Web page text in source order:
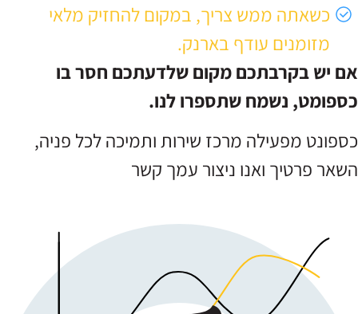
כשאתה ממש צריך, במקום להחזיק מלאי
מזומנים עודף בארנק.
אם יש בקרבתכם מקום שלדעתכם חסר בו
כספומט, נשמח שתספרו לנו.
כספונט מפעילה מרכז שירות ותמיכה לכל פניה,
השאר פרטיך ואנו ניצור עמך קשר